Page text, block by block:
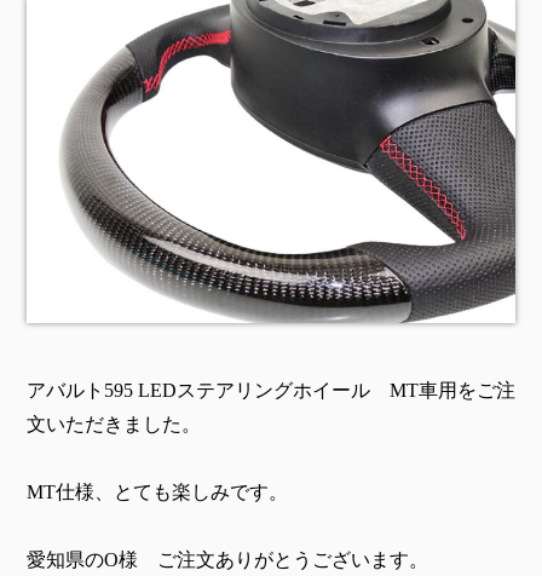
アバルト595 LEDステアリングホイール MT車用をご注
文いただきました。
MT仕様、とても楽しみです。
愛知県のO様 ご注文ありがとうございます。